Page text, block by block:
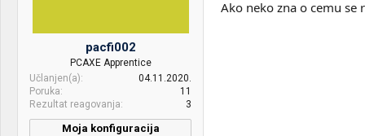
j
a
pacfi002
PCAXE Apprentice
Učlanjen(a)
04.11.2020.
Poruka
11
Rezultat reagovanja
3
Moja konfiguracija
Ako neko zna o cemu se